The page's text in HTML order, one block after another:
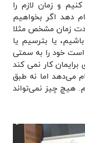
و زمان لازم را
دهد اگر بخواهیم
زمان مشخص مثلا
یا بترسیم یا
خود را به سمتی
کار نمی کند
می‌دهد اما نه طبق
هیچ چیز نمی‌تواند